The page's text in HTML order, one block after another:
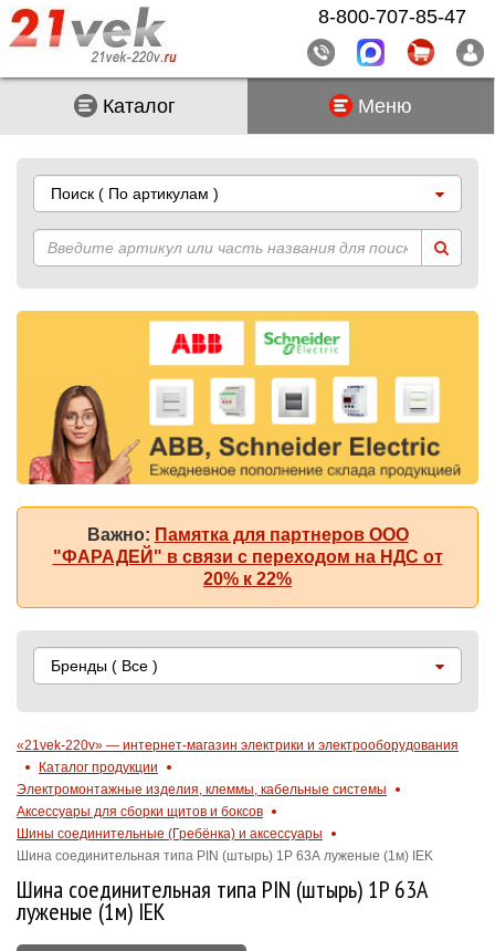
Каталог Меню
Поиск ( По артикулам )
Важно: Памятка для партнеров ООО
"ФАРАДЕЙ" в связи с переходом на НДС от
20% к 22%
Бренды ( Все )
«21vek-220v» — интернет-магазин электрики и электрооборудования
Каталог продукции
Электромонтажные изделия, клеммы, кабельные системы
Аксессуары для сборки щитов и боксов
Шины соединительные (Гребёнка) и аксессуары
Шина соединительная типа PIN (штырь) 1P 63А луженые (1м) IEK
Шина соединительная типа PIN (штырь) 1P 63А
луженые (1м) IEK
8-800-707-85-47